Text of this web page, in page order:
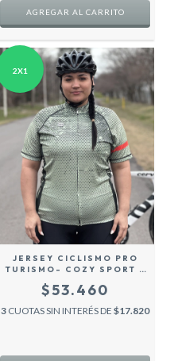
AGREGAR AL CARRITO
2X1
JERSEY CICLISMO PRO
TURISMO- COZY SPORT -
$53.460
3 CUOTAS SIN INTERÉS DE $17.820